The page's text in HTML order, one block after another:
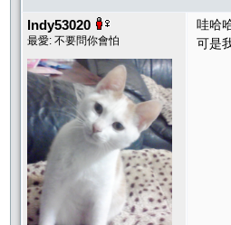
lndy53020
最愛: 不要問你會怕
哇哈
可是